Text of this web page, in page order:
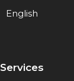
English
Services